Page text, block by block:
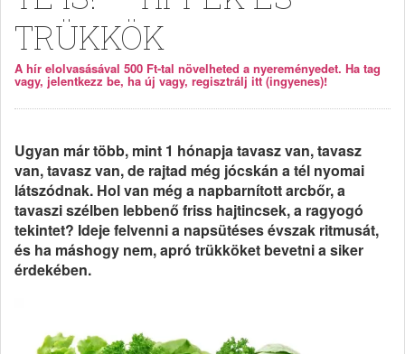
TRÜKKÖK
A hír elolvasásával 500 Ft-tal növelheted a nyereményedet. Ha tag
vagy, jelentkezz be, ha új vagy, regisztrálj itt (ingyenes)!
Ugyan már több, mint 1 hónapja tavasz van, tavasz
van, tavasz van, de rajtad még jócskán a tél nyomai
látszódnak. Hol van még a napbarnított arcbőr, a
tavaszi szélben lebbenő friss hajtincsek, a ragyogó
tekintet? Ideje felvenni a napsütéses évszak ritmusát,
és ha máshogy nem, apró trükköket bevetni a siker
érdekében.